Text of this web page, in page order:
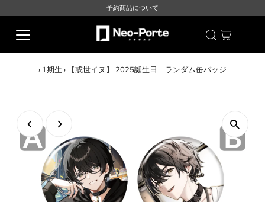
予約商品について
› 1期生› 【或世イヌ】 2025誕生日 ランダム缶バッジ